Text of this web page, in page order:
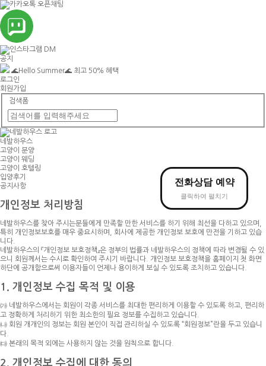
전화상담 예약
클릭하여 펼치기
공지
🌊Hello Summer🌊 최고 50% 혜택
로그인
회원가입
검색폼
네발하우스
고양이 분양
고양이 웨딩
고양이 호텔링
입양후기
공지사항
개인정보 처리방침
네발하우스를 찾아 주시는분들에게 만족할 만한 서비스를 하기 위해 최선을 다하고 있으며,
특히 개인정보보호를 매우 중요시하며, 회사에 제공한 개인정보 보호에 만전을 기하고 있습
니다.
네발하우스의 『개인정보 보호정책』은 정부의 법률과 네발하우스의 정책에 따라 변경될 수 있
으니 회원께서는 수시로 확인하여 주시기 바랍니다. 개인정보 보호정책을 홈페이지 첫 화면
하단에 공개함으로써 이용자들이 언제나 용이하게 보실 수 있도록 조치하고 있습니다.
1. 개인정보 수집 목적 및 이용
㈎ 네발하우스에서는 회원이 각종 서비스를 최대한 편리하게 이용할 수 있도록 하고, 편리하
고 정확하게 처리하기 위한 최소한의 필요 정보를 수집하고 있습니다.
㈏ 회원 개개인의 정보는 회원 본인이 직접 관리하실 수 있도록 “회원정보”란을 두고 있습니
다.
㈐ 본래의 목적 외에는 사용하지 않는 것을 원칙으로 합니다.
2. 개인정보 수집에 대한 동의